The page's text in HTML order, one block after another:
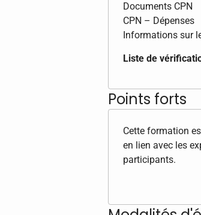
Documents CPN
CPN – Dépenses
Informations sur
Liste de
Points forts
Cette formation
en lien avec les
participants.